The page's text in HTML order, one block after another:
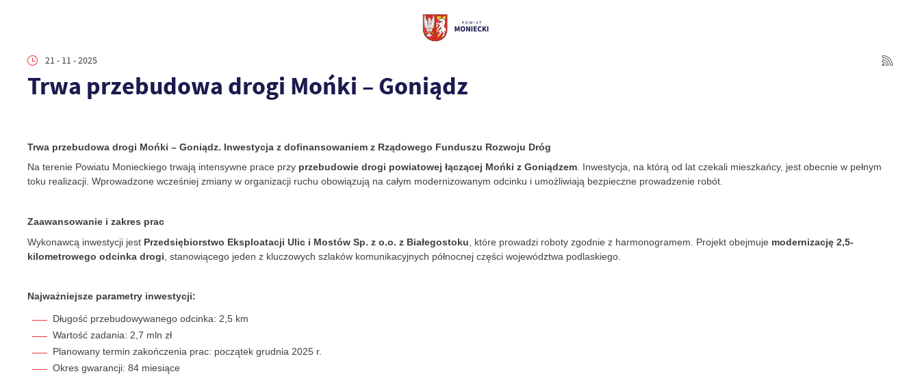
21 - 11 - 2025
Trwa przebudowa drogi Mońki – Goniądz
Trwa przebudowa drogi Mońki – Goniądz. Inwestycja z dofinansowaniem z Rządowego Funduszu Rozwoju Dróg
Na terenie Powiatu Monieckiego trwają intensywne prace przy przebudowie drogi powiatowej łączącej Mońki z Goniądzem. Inwestycja, na którą od lat czekali mieszkańcy, jest obecnie w pełnym
toku realizacji. Wprowadzone wcześniej zmiany w organizacji ruchu obowiązują na całym modernizowanym odcinku i umożliwiają bezpieczne prowadzenie robót.
Zaawansowanie i zakres prac
Wykonawcą inwestycji jest Przedsiębiorstwo Eksploatacji Ulic i Mostów Sp. z o.o. z Białegostoku , które prowadzi roboty zgodnie z harmonogramem. Projekt obejmuje modernizację 2,5-
kilometrowego odcinka drogi , stanowiącego jeden z kluczowych szlaków komunikacyjnych północnej części województwa podlaskiego.
Najważniejsze parametry inwestycji:
Długość przebudowywanego odcinka: 2,5 km
Wartość zadania: 2,7 mln zł
Planowany termin zakończenia prac: początek grudnia 2025 r.
Okres gwarancji: 84 miesiące